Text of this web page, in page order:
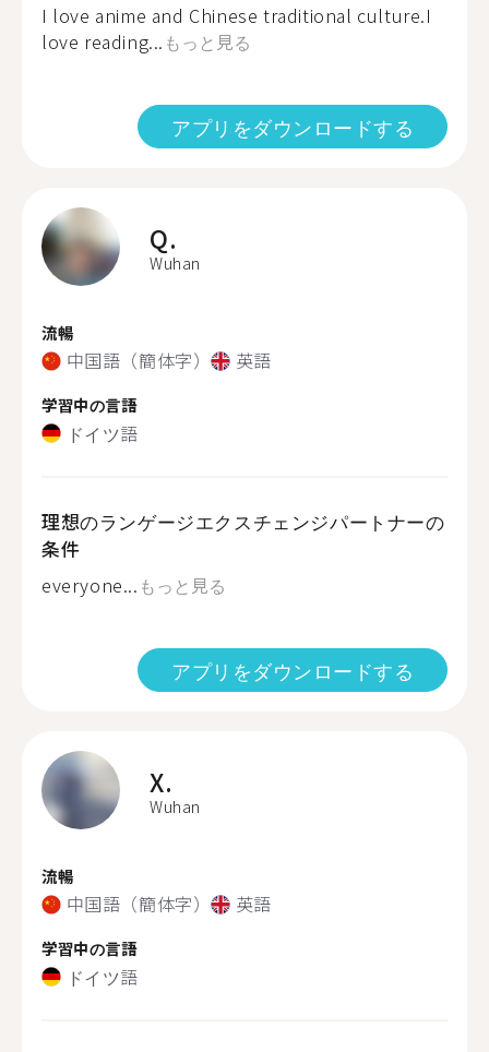
I love anime and Chinese traditional culture.I
love reading... もっと見る
アプリをダウンロードする
Q.
Wuhan
流暢
中国語（簡体字） 英語
学習中の言語
ドイツ語
理想のランゲージエクスチェンジパートナーの
条件
everyone... もっと見る
アプリをダウンロードする
X.
Wuhan
流暢
中国語（簡体字） 英語
学習中の言語
ドイツ語